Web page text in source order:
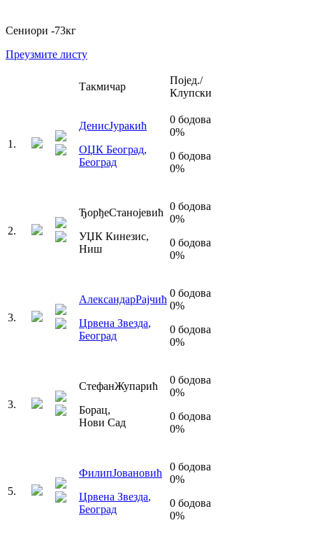
Сениори -73кг
Преузмите листу
Такмичар
Појед./
Клупски
1 .
ДенисЈуракић
ОЏК Београд,
Београд
0 бодова
0%
0 бодова
0%
2.
ЂорђеСтанојевић
УЏК Кинезис,
Ниш
0 бодова
0%
0 бодова
0%
3.
АлександарРајчић
Црвена Звезда,
Београд
0 бодова
0%
0 бодова
0%
3.
СтефанЖупарић
Борац,
Нови Сад
0 бодова
0%
0 бодова
0%
5.
ФилипЈовановић
Црвена Звезда,
Београд
0 бодова
0%
0 бодова
0%